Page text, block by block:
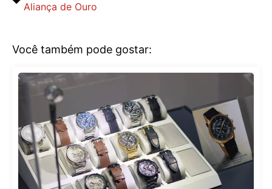
Aliança de Ouro
Você também pode gostar: